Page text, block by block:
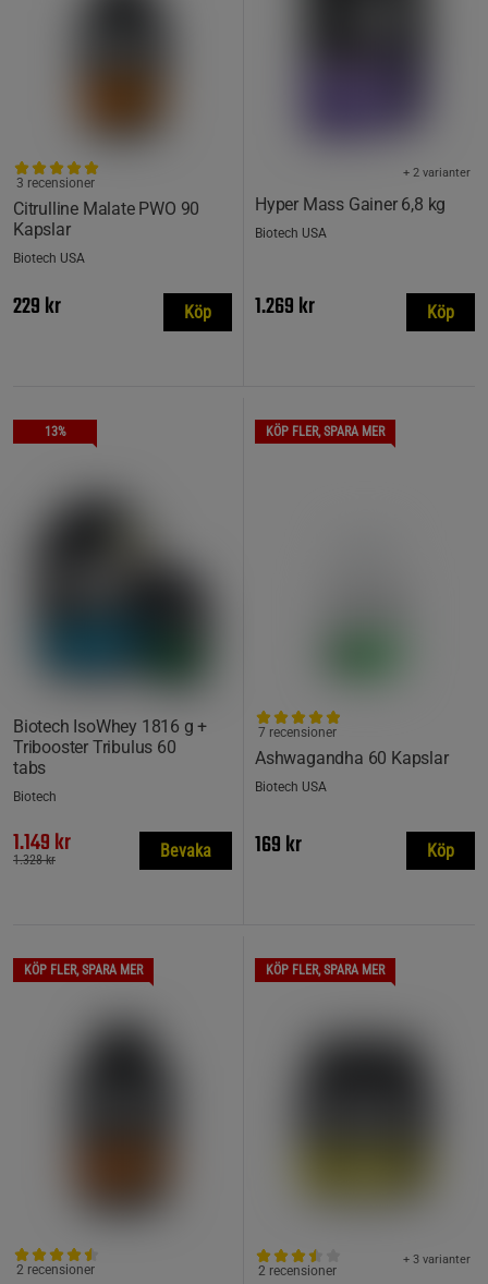
Citrulline Malate PWO 90
Kapslar
3 recensioner
Biotech USA
229 kr Köp
Hyper Mass Gainer 6,8 kg
+ 2 varianter
Biotech USA
1.269 kr Köp
13%
Biotech IsoWhey 1816 g +
Tribooster Tribulus 60
tabs
Biotech
1.149 kr
1.328 kr Bevaka
KÖP FLER, SPARA MER
Ashwagandha 60 Kapslar
7 recensioner
Biotech USA
169 kr Köp
KÖP FLER, SPARA MER
2 recensioner
KÖP FLER, SPARA MER
+ 3 varianter
2 recensioner